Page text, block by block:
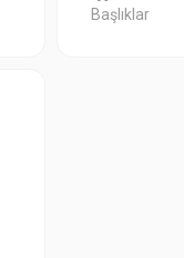
Başlıklar